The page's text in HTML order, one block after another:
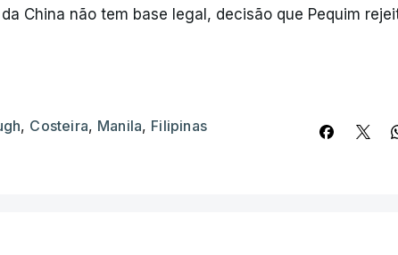
China não tem base legal, decisão que Pequim
, Costeira, Manila, Filipinas